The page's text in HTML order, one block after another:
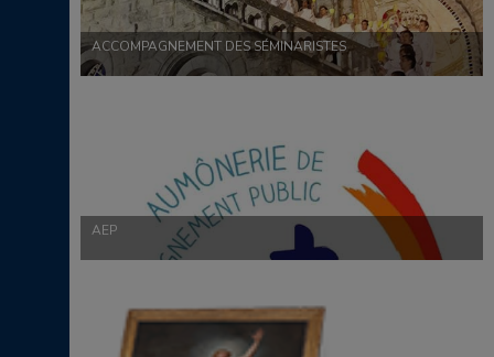
ACCOMPAGNEMENT DES SÉMINARISTES
AEP